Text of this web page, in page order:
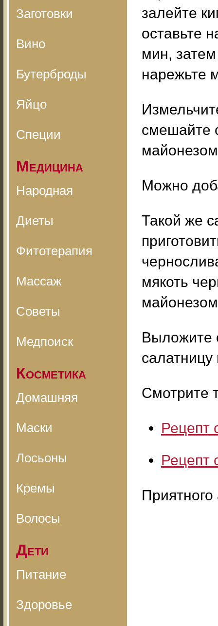
Заготовки
Вино
Бутерброды
Яйцо
Специи
Медицина
Народная
Диеты
Фитотерапия
Массаж
Советы
Медпоиск
Косметика
Домашняя
Маски
Лосьоны
Кремы
Волосы
Дети
Питание
Здоровье
залейте
оставьте
мин, затем
нарежьте
смешайте
Можно
Такой же
мякоть
Выложите
салатницу
Смотрите
Рецепт
Рецепт
Приятного